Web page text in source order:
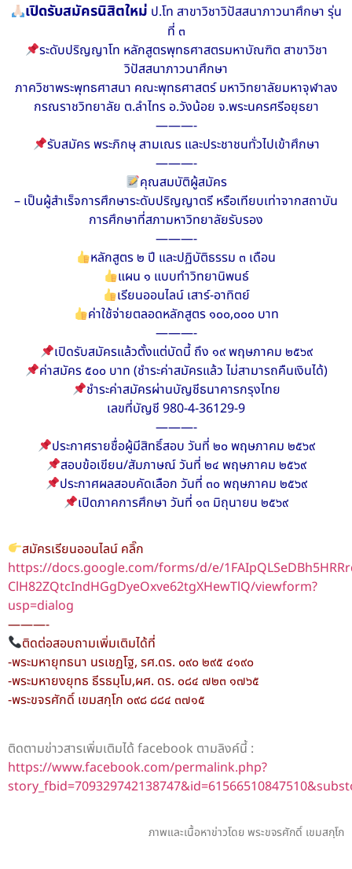
เปิดรับสมัครนิสิตใหม่ ป.โท สาขาวิชาวิปัสสนาภาวนาศึกษา รุ่น
ที่ ๓
ระดับปริญญาโท หลักสูตรพุทธศาสตรมหาบัณฑิต สาขาวิชา
วิปัสสนาภาวนาศึกษา
ภาควิชาพระพุทธศาสนา คณะพุทธศาสตร์ มหาวิทยาลัยมหาจุฬาลง
กรณราชวิทยาลัย ต.ลำไทร อ.วังน้อย จ.พระนครศรีอยุธยา
———-
รับสมัคร พระภิกษุ สามเณร และประชาชนทั่วไปเข้าศึกษา
———-
คุณสมบัติผู้สมัคร
– เป็นผู้สำเร็จการศึกษาระดับปริญญาตรี หรือเทียบเท่าจากสถาบัน
การศึกษาที่สภามหาวิทยาลัยรับรอง
———-
หลักสูตร ๒ ปี และปฏิบัติธรรม ๓ เดือน
แผน ๑ แบบทำวิทยานิพนธ์
เรียนออนไลน์ เสาร์-อาทิตย์
ค่าใช้จ่ายตลอดหลักสูตร ๑๐๐,๐๐๐ บาท
———-
เปิดรับสมัครแล้วตั้งแต่บัดนี้ ถึง ๑๙ พฤษภาคม ๒๕๖๙
ค่าสมัคร ๕๐๐ บาท (ชำระค่าสมัครแล้ว ไม่สามารถคืนเงินได้)
ชำระค่าสมัครผ่านบัญชีธนาคารกรุงไทย
เลขที่บัญชี 980-4-36129-9
———-
ประกาศรายชื่อผู้มีสิทธิ์สอบ วันที่ ๒๐ พฤษภาคม ๒๕๖๙
สอบข้อเขียน/สัมภาษณ์ วันที่ ๒๔ พฤษภาคม ๒๕๖๙
ประกาศผลสอบคัดเลือก วันที่ ๓๐ พฤษภาคม ๒๕๖๙
เปิดภาคการศึกษา วันที่ ๑๓ มิถุนายน ๒๕๖๙
สมัครเรียนออนไลน์ คลิ๊ก
https://docs.google.com/forms/d/e/
ClH82ZQtcIndHGgDyeOxve62tgXHewTlQ/viewform?
usp=dialog
———-
ติดต่อสอบถามเพิ่มเติมได้ที่
-พระมหายุทธนา นรเชฏโฐ, รศ.ดร. ๐๙๐ ๒๙๕ ๔๑๙๐
-พระมหายงยุทธ ธีรธมฺโม,ผศ. ดร. ๐๘๔ ๗๒๓ ๑๗๖๕
-พระขจรศักดิ์ เขมสกฺโก ๐๙๘ ๘๘๔ ๓๗๑๕
ติดตามข่าวสารเพิ่มเติมได้ facebook ตามลิงค์นี้ :
https://www.facebook.com/permalink.php?
ภาพและเนื้อหาข่าวโดย พระขจรศักดิ์ เขมสกฺโก